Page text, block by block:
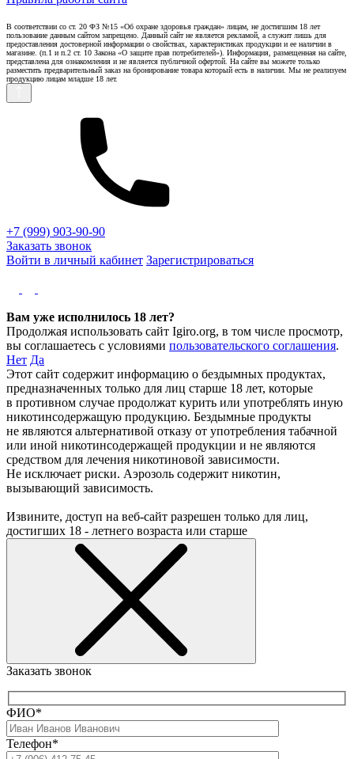
В соответствии со ст. 20 ФЗ №15 «Об охране здоровья граждан» лицам, не достигшим 18 лет
пользование данным сайтом запрещено. Данный сайт не является рекламой, а служит лишь для
предоставления достоверной информации о свойствах, характеристиках продукции и ее наличии в
магазине. (п.1 и п.2 ст. 10 Закона «О защите прав потребителей»). Информация, размещенная на сайте,
представлена для ознакомления и не является публичной офертой. На сайте вы можете только
разместить предварительный заказ на бронирование товара который есть в наличии. Мы не реализуем
продукцию лицам младше 18 лет.
+7 (999) 903-90-90
Заказать звонок
Войти в личный кабинет Зарегистрироваться
Вам уже исполнилось 18 лет?
Продолжая использовать сайт Igiro.org, в том числе просмотр,
вы соглашаетесь с условиями пользовательского соглашения.
Нет Да
Этот сайт содержит информацию о бездымных продуктах,
предназначенных только для лиц старше 18 лет, которые
в противном случае продолжат курить или употреблять иную
никотинсодержащую продукцию. Бездымные продукты
не являются альтернативой отказу от употребления табачной
или иной никотинсодержащей продукции и не являются
средством для лечения никотиновой зависимости.
Не исключает риски. Аэрозоль содержит никотин,
вызывающий зависимость.
Извините, доступ на веб-сайт разрешен только для лиц,
достигших 18 - летнего возраста или старше
Заказать звонок
ФИО*
Телефон*